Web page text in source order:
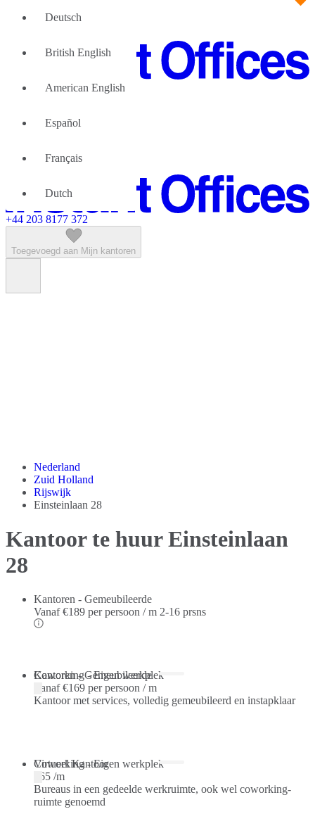
Wij kunnen u helpen
Over Ons
Neem contact met ons op
+44 203 8177 372
Toegevoegd aan Mijn kantoren
Nederland
Zuid Holland
Rijswijk
Einsteinlaan 28
Kantoor te huur Einsteinlaan
28
Kantoren - Gemeubileerde
Vanaf €189 per persoon / m 2-16 prsns
Kantoren - Gemeubileerde
Kantoor met services, volledig gemeubileerd en instapklaar
Coworking - Eigen werkplek
Vanaf €169 per persoon / m
Coworking - Eigen werkplek
Bureaus in een gedeelde werkruimte, ook wel coworking-
ruimte genoemd
Virtueel Kantoor
€65 /m
Deutsch
British English
American English
Español
Français
Dutch